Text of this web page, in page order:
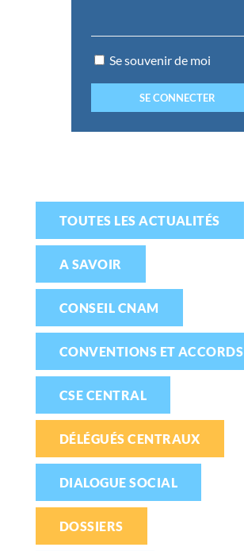
Se souvenir de moi
TOUTES LES ACTUALITÉS
A SAVOIR
CONSEIL CNAM
CONVENTIONS ET ACCORDS
CSE CENTRAL
DÉLÉGUÉS CENTRAUX
DIALOGUE SOCIAL
DOSSIERS